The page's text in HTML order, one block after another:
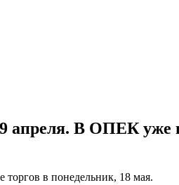
В ОПЕК уже
в понедельник, 18 мая.